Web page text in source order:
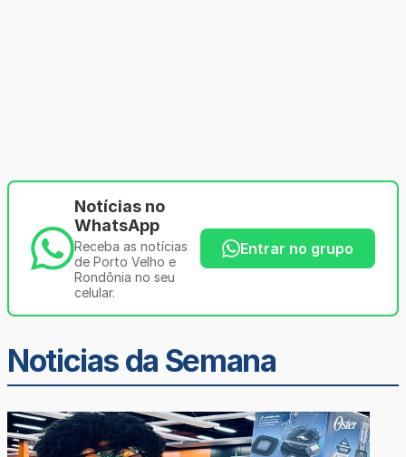
Notícias no
WhatsApp
Receba as notícias
de Porto Velho e
Rondônia no seu
celular.
Entrar no grupo
Noticias da Semana